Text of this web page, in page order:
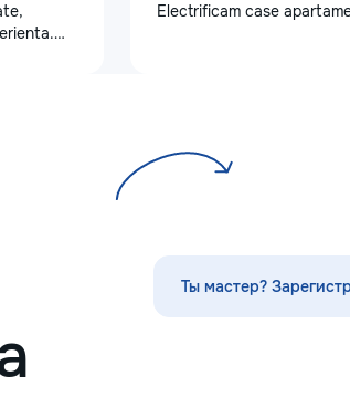
Electrificam case
Ты мастер?